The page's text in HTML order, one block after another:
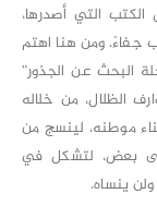
التي أصدرها،
جفاءً. ومن هنا اهتم
البحث عن الجذور”
الظلال، من خلاله
موطنه، لينسج من
بعض، لتشكل في
ينساه.